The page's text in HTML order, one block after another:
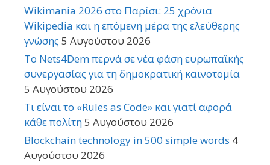
Wikimania 2026 στο Παρίσι: 25 χρόνια
Wikipedia και η επόμενη μέρα της ελεύθερης
γνώσης 5 Αυγούστου 2026
Το Nets4Dem περνά σε νέα φάση ευρωπαϊκής
συνεργασίας για τη δημοκρατική καινοτομία
5 Αυγούστου 2026
Τι είναι το «Rules as Code» και γιατί αφορά
κάθε πολίτη5 Αυγούστου 2026
Blockchain technology in 500 simple words 4
Αυγούστου 2026